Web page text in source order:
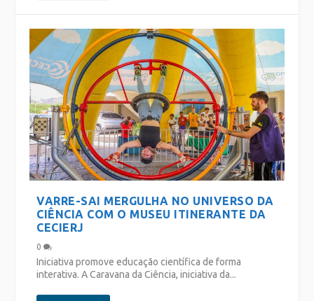
VARRE-SAI MERGULHA NO UNIVERSO DA
CIÊNCIA COM O MUSEU ITINERANTE DA
CECIERJ
0
Iniciativa promove educação científica de forma
interativa. A Caravana da Ciência, iniciativa da...